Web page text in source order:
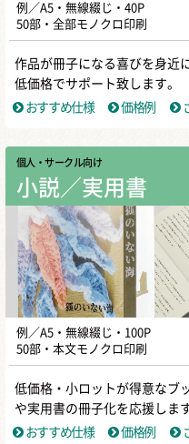
例／A5・無線綴じ・40P
50部・全部モノクロ印刷
作品が冊子になる喜びを身近
低価格でサポート致します。
おすすめ仕様
価格例
個人・サークル向け
小説／実用書
例／A5・無線綴じ・100P
50部・本文モノクロ印刷
低価格・小ロットが得意なブ
や実用書の冊子化を応援します
おすすめ仕様
価格例